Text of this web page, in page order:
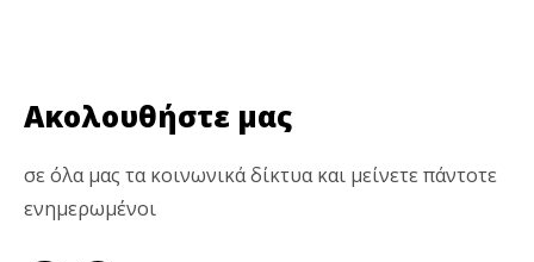
Ακολουθήστε μας
σε όλα μας τα κοινωνικά δίκτυα και μείνετε πάντοτε
ενημερωμένοι